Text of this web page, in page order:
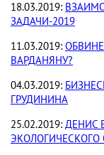
18.03.2019:
ЗАДАЧИ-2019
11.03.2019:
ВАРДАНЯНУ?
04.03.2019:
ГРУДИНИНА
25.02.2019: ДЕНИС
ЭКОЛОГИЧЕСКОГО